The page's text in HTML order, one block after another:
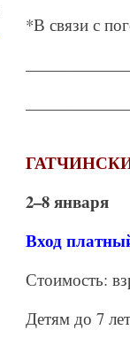
*В связи с
2–8 января
Вход
Стоимость:
Детям до 7